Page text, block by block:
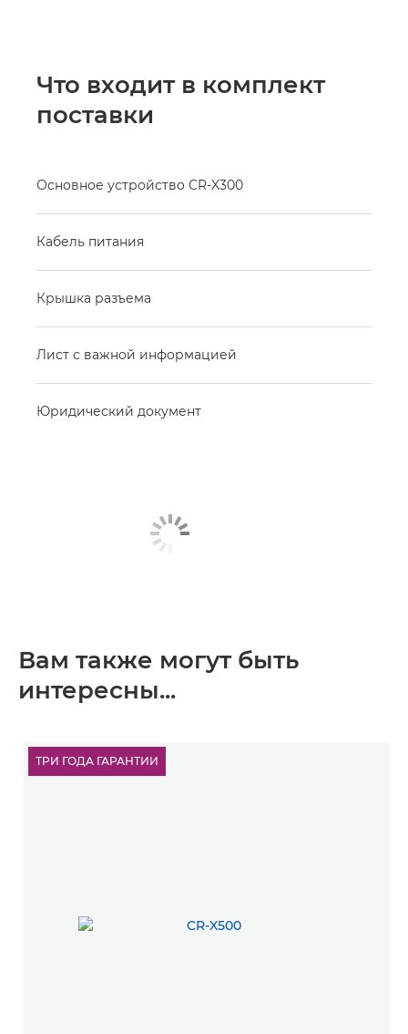
Что входит в комплект
поставки
Основное устройство CR-X300
Кабель питания
Крышка разъема
Лист с важной информацией
Юридический документ
Вам также могут быть
интересны...
ТРИ ГОДА ГАРАНТИИ